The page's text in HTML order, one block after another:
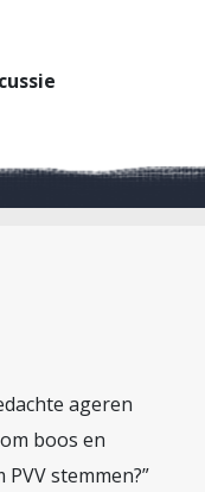
ageren
boos en
stemmen?”